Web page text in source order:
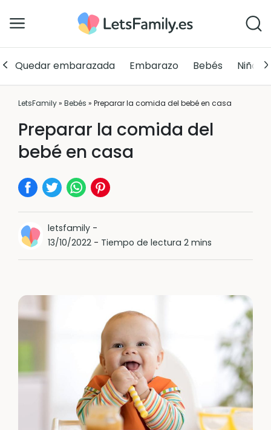
Quedar embarazada Embarazo Bebés Niños
LetsFamily» Bebés » Preparar la comida del bebé en casa
Preparar la comida del
bebé en casa
letsfamily-
13/10/2022- Tiempo de lectura 2 mins